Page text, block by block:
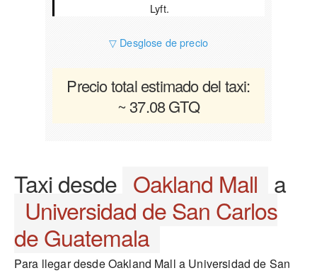
Lyft.
▽ Desglose de precio
Precio total estimado del taxi:
~ 37.08 GTQ
Taxi desde Oakland Mall a
Universidad de San Carlos
de Guatemala
Para llegar desde Oakland Mall a Universidad de San